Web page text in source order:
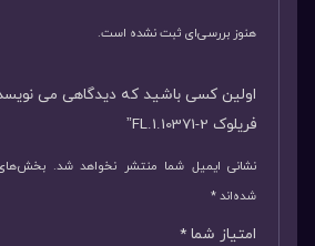
هنوز بررسی‌ای ثبت نشده است.
اولین کسی باشید که دیدگاهی می
فریلوک FL.1.10371-2”
نشانی ایمیل شما منتشر نخواهد شد. بخش‌های
شده‌اند*
امتیاز شما *